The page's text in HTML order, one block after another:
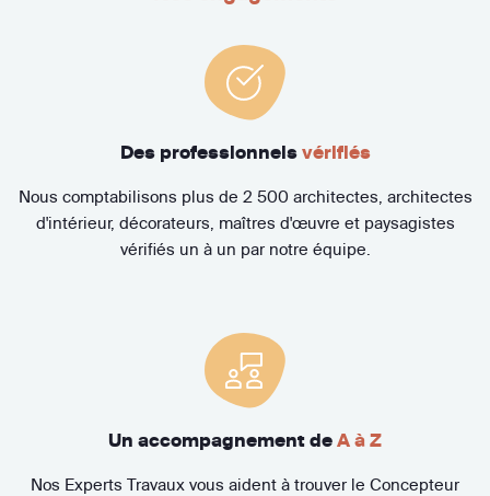
Des professionnels vérifiés
Nous comptabilisons plus de 2 500 architectes, architectes
d'intérieur, décorateurs, maîtres d'œuvre et paysagistes
vérifiés un à un par notre équipe.
Un accompagnement de A à Z
Nos Experts Travaux vous aident à trouver le Concepteur